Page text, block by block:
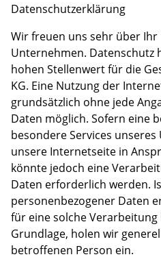
Datenschutzerklärung
Wir freuen uns sehr über
Unternehmen. Datenschutz
hohen Stellenwert für die
KG. Eine Nutzung der
grundsätzlich ohne jede
Daten möglich. Sofern eine
besondere Services
unsere Internetseite in
könnte jedoch eine
Daten erforderlich werden.
personenbezogener Daten
für eine solche Verarbeitung
Grundlage, holen wir
betroffenen Person ein.